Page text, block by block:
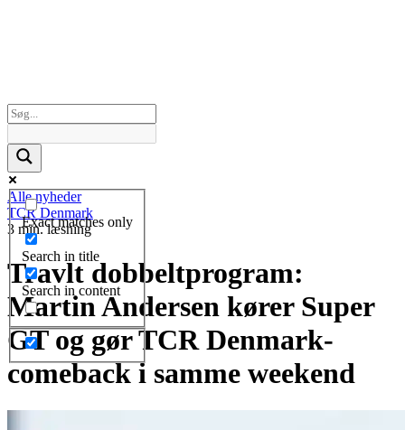
Exact matches only
Search in title
Search in content
Alle nyheder
TCR Denmark
3 min. læsning
Travlt dobbeltprogram:
Martin Andersen kører Super
GT og gør TCR Denmark-
comeback i samme weekend